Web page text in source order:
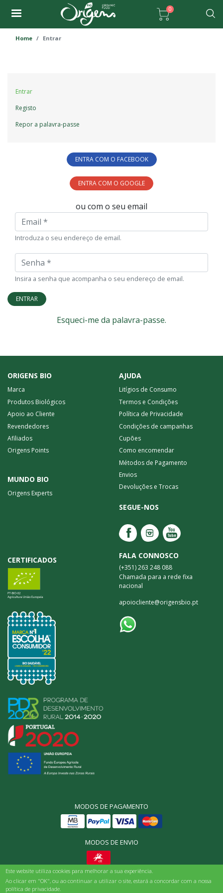
Passar
para
o
0
Home Entrar
ENTRA COM O FACEBOOK
ENTRA COM O GOOGLE
ou com o seu email
Email
Introduza o seu endereço de email.
Senha
Insira a senha que acompanha o seu endereço de email.
ENTRAR
Esqueci-me da palavra-passe.
Primary
Entrar
Registo
Repor a palavra-passe
ORIGENS BIO
Marca
Produtos Biológicos
Apoio ao Cliente
Revendedores
Afiliados
Origens Points
AJUDA
Litígios de Consumo
Termos e Condições
Política de Privacidade
Condições de campanhas
Cupões
Como encomendar
Métodos de Pagamento
Envios
Devoluções e Trocas
MUNDO BIO
Origens Experts
SEGUE-NOS
FALA CONNOSCO
(+351) 263 248 088
Chamada para a rede fixa
nacional
apoiocliente@origensbio.pt
CERTIFICADOS
MODOS DE PAGAMENTO
MODOS DE ENVIO
© Origens Bio, Todos os direitos reservados 2025
Este website utiliza cookies para melhorar a sua experiência.
Ao clicar em "OK", ou ao continuar a utilizar o site, estará a concordar com a nossa
política de privacidade.